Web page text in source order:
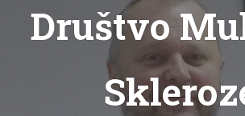
Društvo